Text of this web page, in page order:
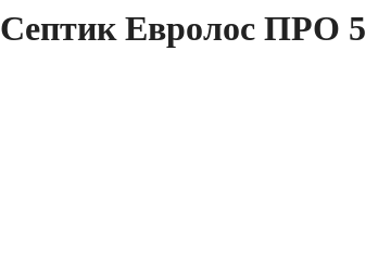
Септик Евролос ПРО 5